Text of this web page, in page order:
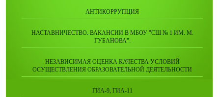
АНТИКОРРУПЦИЯ
НАСТАВНИЧЕСТВО. ВАКАНСИИ В МБОУ "СШ № 1 ИМ. М.
ГУБАНОВА":
НЕЗАВИСИМАЯ ОЦЕНКА КАЧЕСТВА УСЛОВИЙ
ОСУЩЕСТВЛЕНИЯ ОБРАЗОВАТЕЛЬНОЙ ДЕЯТЕЛЬНОСТИ
ГИА-9, ГИА-11